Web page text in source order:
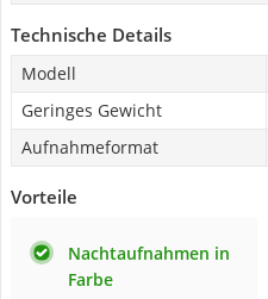
Technische Details
Modell
Geringes Gewicht
Aufnahmeformat
Vorteile
Nachtaufnahmen in
Farbe